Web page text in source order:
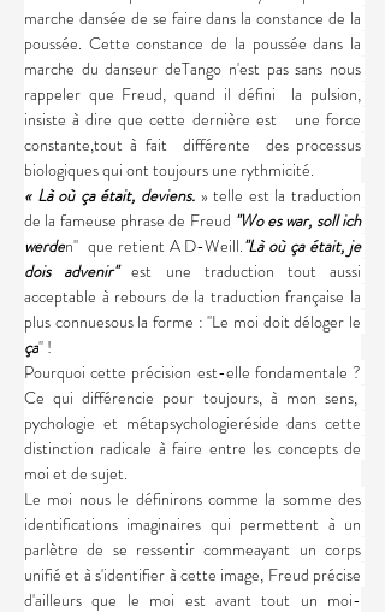
marche dansée de se faire dans la constance de la
poussée. Cette constance de la poussée dans la
marche du danseur deTango n'est pas sans nous
rappeler que Freud, quand il défini  la pulsion,
insiste à dire que cette dernière est   une force
constante,tout à fait  différente  des processus
biologiques qui ont toujours une rythmicité.
« Là où ça était, deviens. » telle est la traduction
de la fameuse phrase de Freud ''Wo es war, soll ich
werden''  que retient A D-Weill.''Là où ça était, je
dois advenir'' est une traduction tout aussi
acceptable à rebours de la traduction française la
ça'' !
Pourquoi cette précision est-elle fondamentale ?
Ce qui différencie pour toujours, à mon sens,
pychologie et métapsychologieréside dans cette
distinction radicale à faire entre les concepts de
moi et de sujet.
Le moi nous le définirons comme la somme des
identifications imaginaires qui permettent à un
parlètre de se ressentir commeayant un corps
unifié et à s'identifier à cette image, Freud précise
d'ailleurs que le moi est avant tout un moi-